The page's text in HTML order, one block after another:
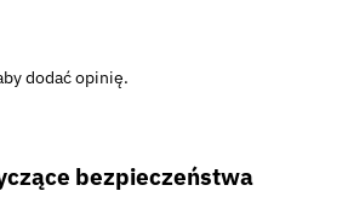
dodać opinię.
bezpieczeństwa